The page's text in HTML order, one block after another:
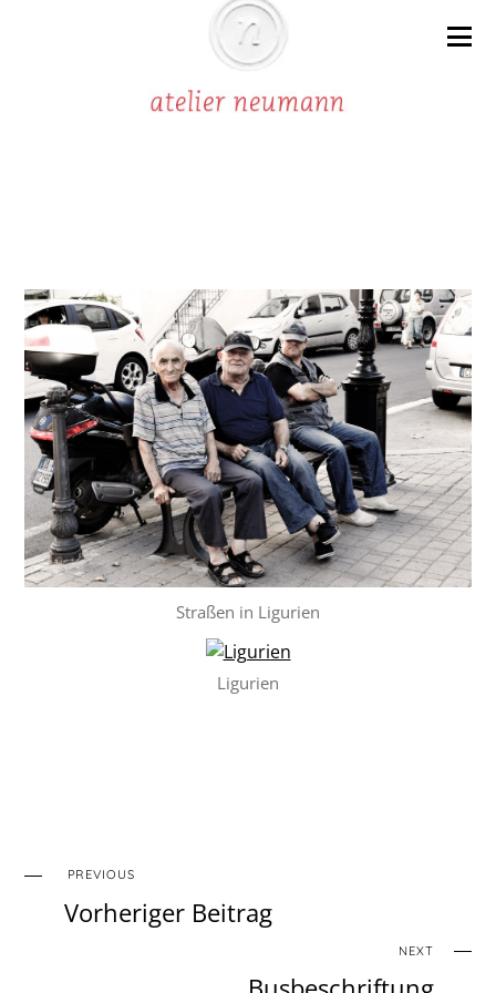
Straßen in Ligurien
Ligurien
PREVIOUS
Vorheriger Beitrag
NEXT